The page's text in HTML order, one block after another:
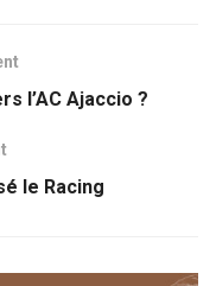
l’AC Ajaccio ?
le Racing